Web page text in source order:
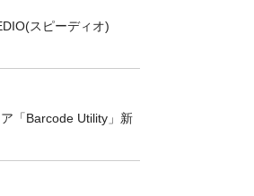
スピーディオ)
「Barcode Utility」新